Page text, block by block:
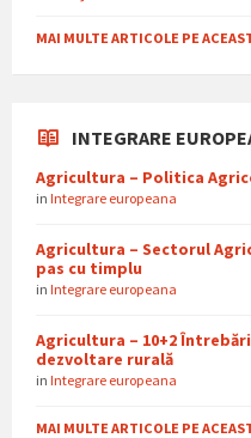
MAI MULTE ARTICOLE PE
INTEGRARE
Agricultura – Politica
in Integrare europeana
Agricultura – Sectorul
pas cu timplu
in Integrare europeana
Agricultura – 10+2
dezvoltare rurală
in Integrare europeana
MAI MULTE ARTICOLE PE